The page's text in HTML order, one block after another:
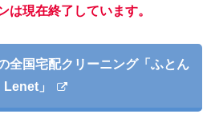
現在終了しています。
全国宅配クリーニング「ふとん
Lenet」